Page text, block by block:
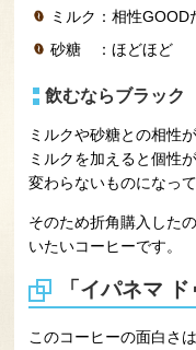
ミルク：相性
砂糖 ：ほどほど
飲むならブラック
ミルクや砂糖との相性
ミルクを加えると個性
変わらないものになって
そのため折角購入した
いたいコーヒーです。
「イパネマ
このコーヒーの面白さ